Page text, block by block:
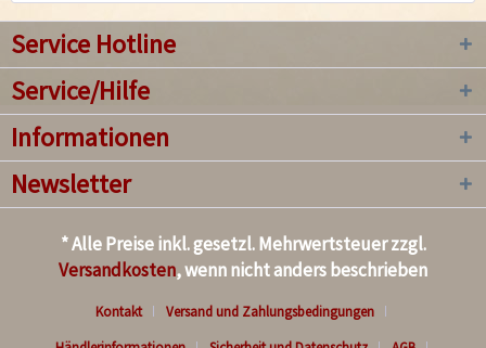
Service Hotline
Service/Hilfe
Informationen
Newsletter
* Alle Preise inkl. gesetzl. Mehrwertsteuer zzgl.
Versandkosten, wenn nicht anders beschrieben
Kontakt
Versand und Zahlungsbedingungen